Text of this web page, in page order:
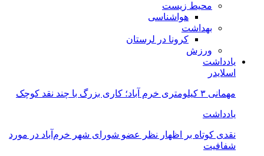
محیط زیست
هواشناسی
بهداشت
کرونا در لرستان
ورزش
یادداشت
اسلایدر
مهمانی ۳ کیلومتری خرم آباد؛ کاری بزرگ با چند نقد کوچک
یادداشت
نقدی کوتاه بر اظهار نظر عضو شورای شهر خرم‌آباد در مورد
شفافیت